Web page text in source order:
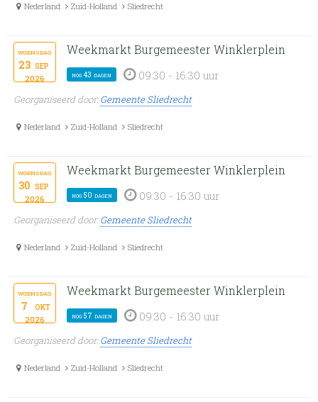
Nederland Zuid-Holland Sliedrecht
woensdag
23 sep
2026
Weekmarkt Burgemeester Winklerplein
nog 43 dagen 09:30 - 16:30 uur
Georganiseerd door:Gemeente Sliedrecht
Nederland Zuid-Holland Sliedrecht
woensdag
30 sep
2026
Weekmarkt Burgemeester Winklerplein
nog 50 dagen 09:30 - 16:30 uur
Georganiseerd door:Gemeente Sliedrecht
Nederland Zuid-Holland Sliedrecht
woensdag
7 okt
2026
Weekmarkt Burgemeester Winklerplein
nog 57 dagen 09:30 - 16:30 uur
Georganiseerd door:Gemeente Sliedrecht
Nederland Zuid-Holland Sliedrecht